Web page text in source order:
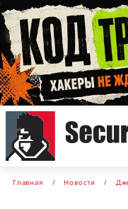
Главная Новости